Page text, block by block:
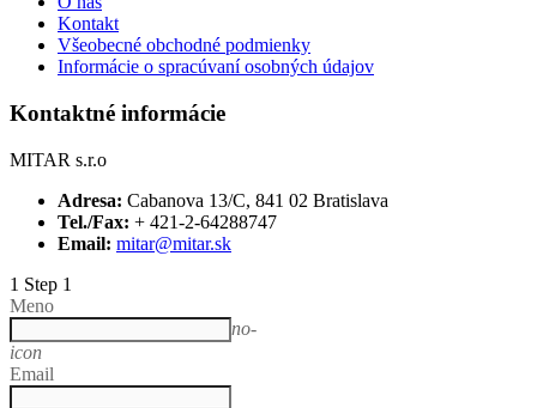
Kontakt
Všeobecné obchodné podmienky
Informácie o spracúvaní osobných údajov
Kontaktné informácie
MITAR s.r.o
Adresa: Cabanova 13/C, 841 02 Bratislava
Tel./Fax: + 421-2-64288747
Email: mitar@mitar.sk
1 Step 1
Meno
no-
icon
Email